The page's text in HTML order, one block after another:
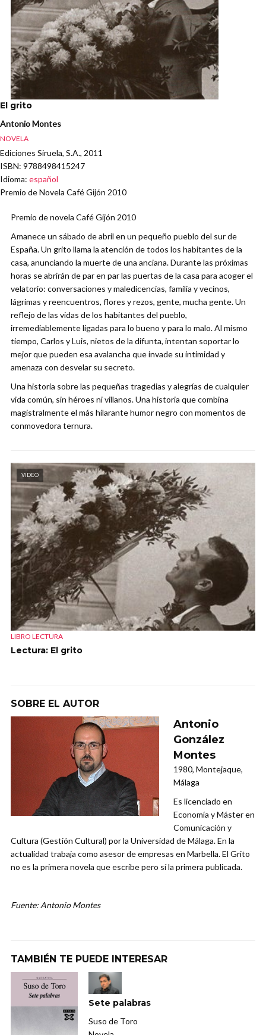
El grito
Antonio Montes
NOVELA
Ediciones Siruela, S.A., 2011
ISBN: 9788498415247
Idioma: español
Premio de Novela Café Gijón 2010
Premio de novela Café Gijón 2010
Amanece un sábado de abril en un pequeño pueblo del sur de
España. Un grito llama la atención de todos los habitantes de la
casa, anunciando la muerte de una anciana. Durante las próximas
horas se abrirán de par en par las puertas de la casa para acoger el
velatorio: conversaciones y maledicencias, familia y vecinos,
lágrimas y reencuentros, flores y rezos, gente, mucha gente. Un
reflejo de las vidas de los habitantes del pueblo,
irremediablemente ligadas para lo bueno y para lo malo. Al mismo
tiempo, Carlos y Luis, nietos de la difunta, intentan soportar lo
mejor que pueden esa avalancha que invade su intimidad y
amenaza con desvelar su secreto.
Una historia sobre las pequeñas tragedias y alegrías de cualquier
vida común, sin héroes ni villanos. Una historia que combina
magistralmente el más hilarante humor negro con momentos de
conmovedora ternura.
VIDEO
LIBRO LECTURA
Lectura: El grito
SOBRE EL AUTOR
Antonio
González
Montes
1980, Montejaque,
Málaga
Es licenciado en
Economía y Máster en
Comunicación y
Cultura (Gestión Cultural) por la Universidad de Málaga. En la
actualidad trabaja como asesor de empresas en Marbella. El Grito
no es la primera novela que escribe pero sí la primera publicada.
Fuente: Antonio Montes
TAMBIÉN TE PUEDE INTERESAR
Sete palabras
Suso de Toro